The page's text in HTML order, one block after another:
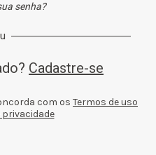
senha?
Cadastre-se
com os Termos de uso